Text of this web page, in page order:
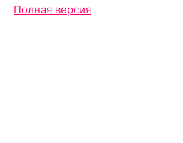
Полная версия